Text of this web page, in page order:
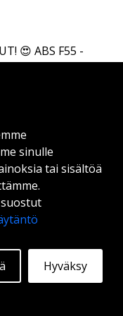
sinulle
tai sisältöä
Hyväksy
😍 ABS F55 -
Wheels -
tottunut
ABS F55
klassisen
huuleen ja
on yhtä ylellinen